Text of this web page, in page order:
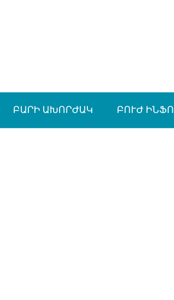
ԲԱՐԻ ԱԽՈՐԺԱԿ ԲՈՒԺ ԻՆՖՈ